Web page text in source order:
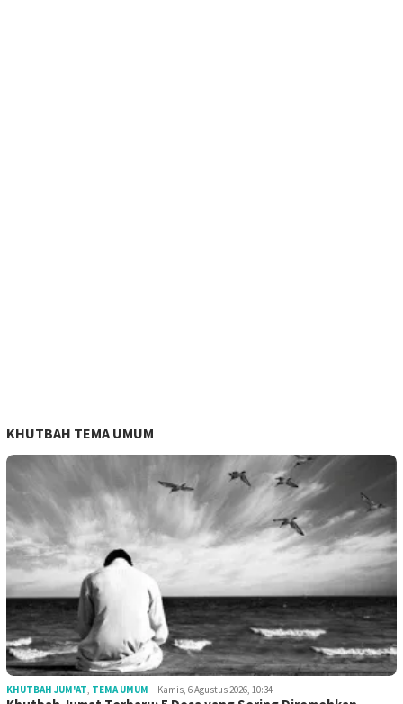
KHUTBAH TEMA UMUM
KHUTBAH JUM'AT TEMA UMUM Kamis, 6 Agustus 2026, 10:34